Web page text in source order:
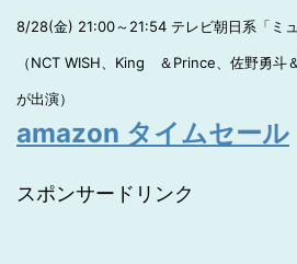
8/28(金) 21:00～21:54 テレビ朝日系「ミ
（NCT WISH、King ＆Prince、佐野勇斗
が出演）
amazon タイムセール
スポンサードリンク